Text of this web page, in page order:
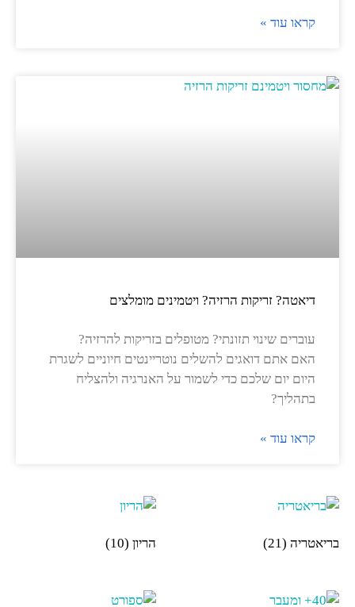
קראו עוד »
דיאטה? זריקות הרזיה? ויטמינים מומלצים
עוברים שינוי תזונתי? מטופלים בזריקות להרזיה?
האם אתם דואגים להשלים נוטריינטים חיוניים לשגרת
היום יום שלכם כדי לשמור על האנרגיה ולהצליח
בתהליך?
קראו עוד »
בריאטריה הריון(10)